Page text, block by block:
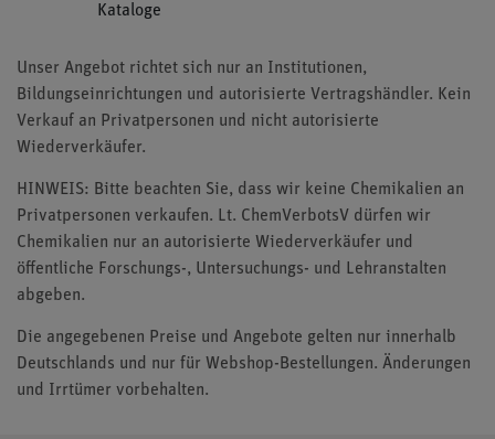
Kataloge
Unser Angebot richtet sich nur an Institutionen,
Bildungseinrichtungen und autorisierte Vertragshändler. Kein
Verkauf an Privatpersonen und nicht autorisierte
Wiederverkäufer.
HINWEIS: Bitte beachten Sie, dass wir keine Chemikalien an
Privatpersonen verkaufen. Lt. ChemVerbotsV dürfen wir
Chemikalien nur an autorisierte Wiederverkäufer und
öffentliche Forschungs-, Untersuchungs- und Lehranstalten
abgeben.
Die angegebenen Preise und Angebote gelten nur innerhalb
Deutschlands und nur für Webshop-Bestellungen. Änderungen
und Irrtümer vorbehalten.